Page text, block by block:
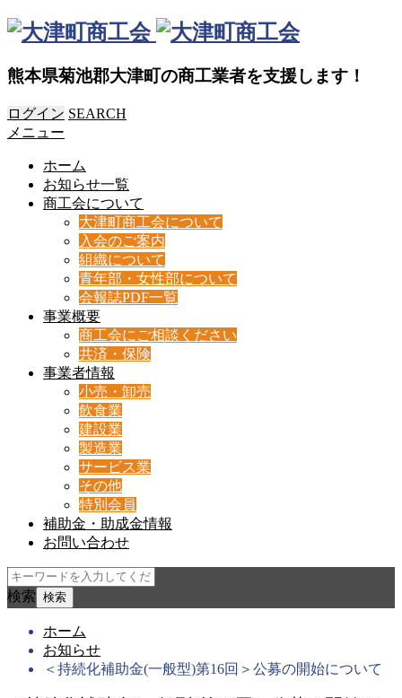
熊本県菊池郡大津町の商工業者を支援します！
ログイン SEARCH
メニュー
ホーム
お知らせ一覧
商工会について
大津町商工会について
入会のご案内
組織について
青年部・女性部について
会報誌PDF一覧
事業概要
商工会にご相談ください
共済・保険
事業者情報
小売・卸売
飲食業
建設業
製造業
サービス業
その他
特別会員
補助金・助成金情報
お問い合わせ
検索
ホーム
お知らせ
＜持続化補助金(一般型)第16回＞公募の開始について